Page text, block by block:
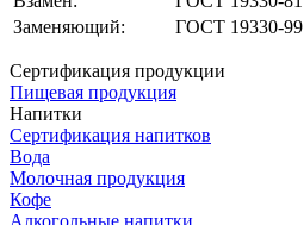
Заменяющий:
ГОСТ 19330-99
Сертификация продукции
Пищевая продукция
Напитки
Сертификация напитков
Вода
Молочная продукция
Кофе
Алкогольные напитки